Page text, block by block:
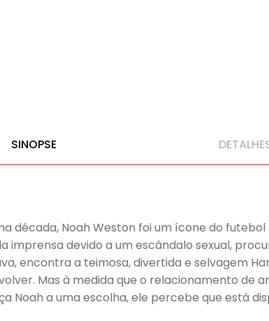
SINOPSE
década, Noah Weston foi um ícone do
imprensa devido a um escândalo sexual,
encontra a teimosa, divertida e selvagem
Mas à medida que o relacionamento de
Noah a uma escolha, ele percebe que está